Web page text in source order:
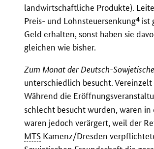
landwirtschaftliche Produkte).
Preis- und Lohnsteuersenkung4 ist
Geld erhalten, sonst haben sie
gleichen wie bisher.
Zum Monat der Deutsch-
unterschiedlich besucht.
Während die
schlecht besucht wurden, waren in
waren jedoch verärgert, weil der
MTS Kamenz/Dresden